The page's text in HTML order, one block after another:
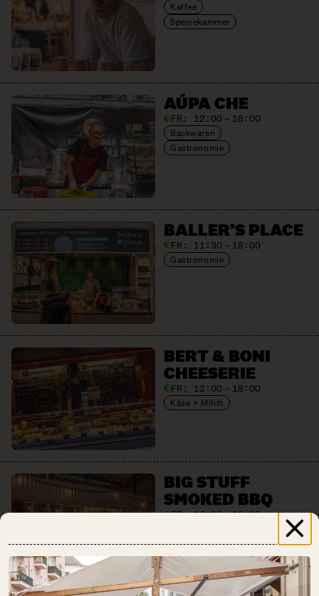
Kaffee
Speisekammer
AÚPA CHE
FR: 12:00 – 18:00
Backwaren
Gastronomie
BALLER’S PLACE
FR: 11:30 – 18:00
Gastronomie
BERT & BONI
CHEESERIE
FR: 12:00 – 18:00
Käse + Milch
BIG STUFF
SMOKED BBQ
FR:12:00 – 18:00
Gastronomie
Getränke